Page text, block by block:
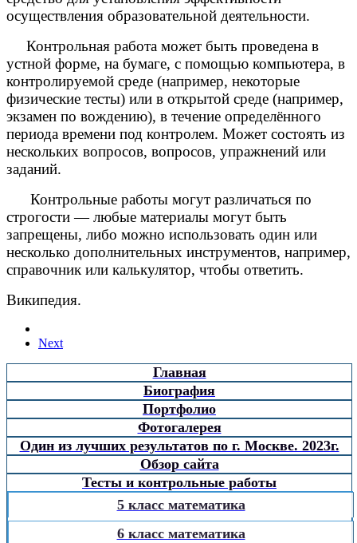
осуществления образовательной деятельности.
Контрольная работа может быть проведена в
устной форме, на бумаге, с помощью компьютера, в
контролируемой среде (например, некоторые
физические тесты) или в открытой среде (например,
экзамен по вождению), в течение определённого
периода времени под контролем. Может состоять из
нескольких вопросов, вопросов, упражнений или
заданий.
Контрольные работы могут различаться по
строгости — любые материалы могут быть
запрещены, либо можно использовать один или
несколько дополнительных инструментов, например,
справочник или калькулятор, чтобы ответить.
Википедия.
Next
Главная
Биография
Портфолио
Фотогалерея
Один из лучших результатов по г. Москве. 2023г.
Обзор сайта
Тесты и контрольные работы
5 класс математика
6 класс математика